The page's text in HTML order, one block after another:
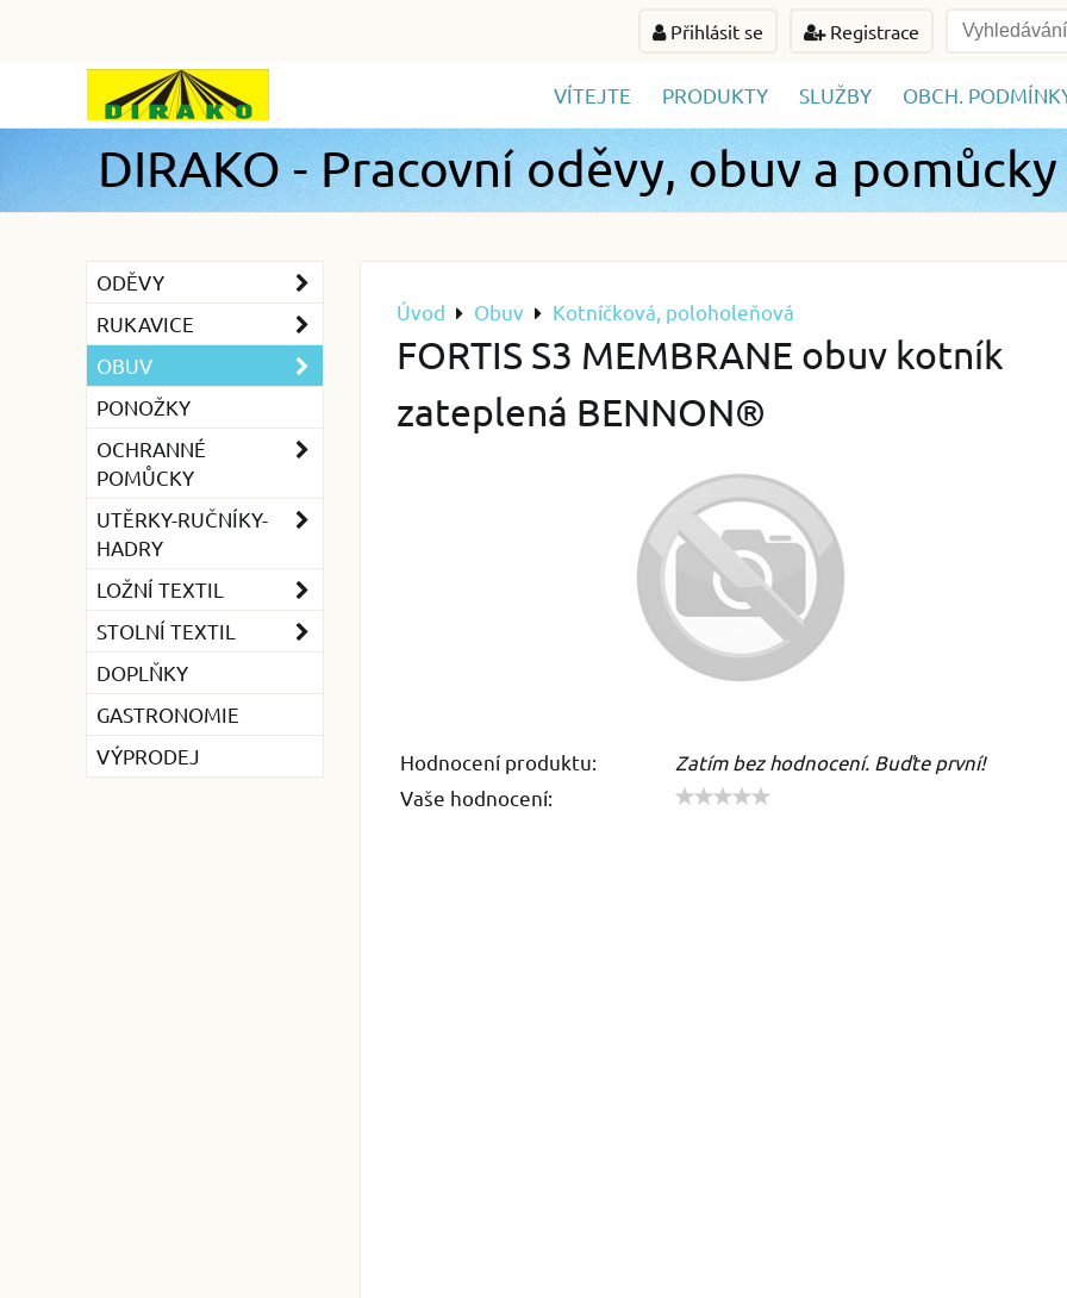
Přihlásit se Registrace
VÍTEJTE PRODUKTY SLUŽBY OBCH.
DIRAKO - Pracovní oděvy, obuv a pomůcky
Úvod Obuv Kotníčková, poloholeňová
FORTIS S3 MEMBRANE obuv kotník
zateplená BENNON®
Hodnocení produktu:
Zatím bez hodnocení. Buďte první!
Vaše hodnocení:
ODĚVY
RUKAVICE
OBUV
PONOŽKY
OCHRANNÉ
POMŮCKY
UTĚRKY-RUČNÍKY-
HADRY
LOŽNÍ TEXTIL
STOLNÍ TEXTIL
DOPLŇKY
GASTRONOMIE
VÝPRODEJ